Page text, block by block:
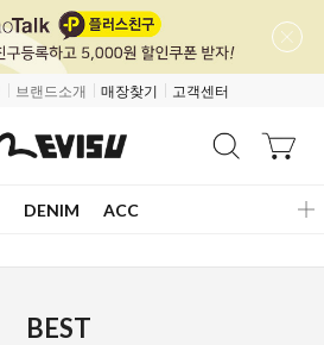
브랜드소개 매장찾기 고객센터
DENIM ACC
BEST